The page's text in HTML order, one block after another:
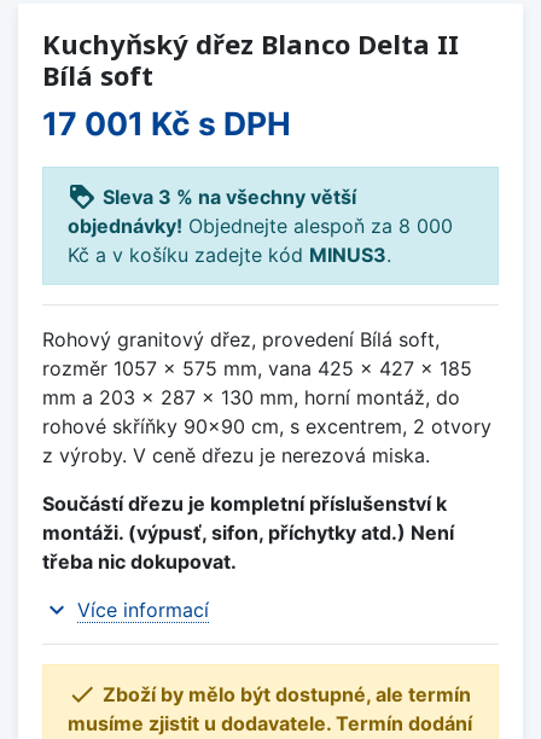
Kuchyňský dřez Blanco Delta II
Bílá soft
17 001 Kč s DPH
loyalty Sleva 3 % na všechny větší
objednávky! Objednejte alespoň za 8 000
Kč a v košíku zadejte kód MINUS3.
Rohový granitový dřez, provedení Bílá soft,
rozměr 1057 x 575 mm, vana 425 x 427 x 185
mm a 203 x 287 x 130 mm, horní montáž, do
rohové skříňky 90x90 cm, s excentrem, 2 otvory
z výroby. V ceně dřezu je nerezová miska.
Součástí dřezu je kompletní příslušenství k
montáži. (výpusť, sifon, příchytky atd.) Není
třeba nic dokupovat.
expand_more Více informací
 Zboží by mělo být dostupné, ale termín
musíme zjistit u dodavatele. Termín dodání